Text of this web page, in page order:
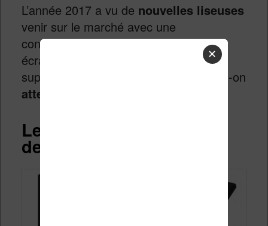
L’année 2017 a vu de nouvelles liseuses
venir sur le marché avec une
consolidation de deuxtendances: les
écrans Carta HD et les diagonales
supérieures à 6 pouces. Mais que peut-on
attendre pour l’année 2018
Le point sur les liseuses
de 2017
✕